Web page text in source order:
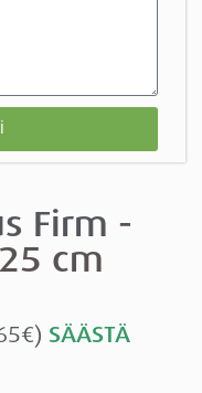
Firm -
cm
SÄÄSTÄ